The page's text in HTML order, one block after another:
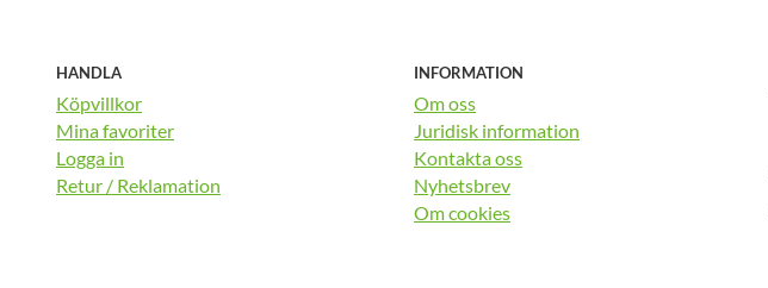
HANDLA
Köpvillkor
Mina favoriter
Logga in
Retur / Reklamation
INFORMATION
Om oss
Juridisk information
Kontakta oss
Nyhetsbrev
Om cookies